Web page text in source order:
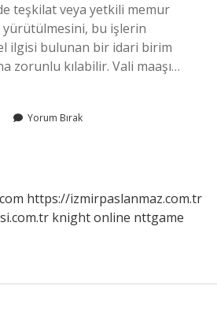
teşkilat veya yetkili memur
bu işlerin
ilgisi bulunan bir idari birim
zorunlu kılabilir. Vali maaşı…
Yorum Bırak
https://izmirpaslanmaz.com.tr
knight online nttgame